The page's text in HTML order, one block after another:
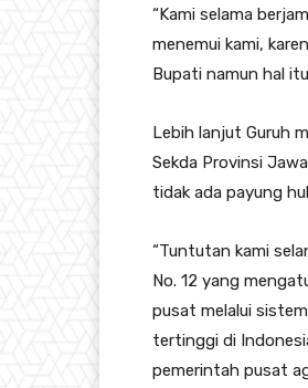
“Kami selama
menemui kami,
Bupati namun hal
Lebih lanjut Guruh
Sekda Provinsi
tidak ada payung
“Tuntutan kami
No. 12 yang
pusat melalui
tertinggi di
pemerintah pusat